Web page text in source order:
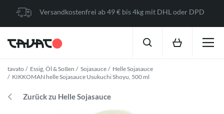
Versandkostenfrei ab 49 € bis 4kg mit DHL oder DPD
tavato Essig, Öl & Soßen Sojasauce
Helle Sojasauce
KIKKOMAN helle Sojasauce Usukuchi Shoyu, 500 ml
Zurück zu Helle Sojasauce